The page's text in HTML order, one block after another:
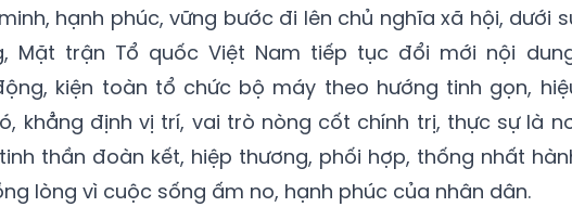
hạnh phúc, vững bước đi lên chủ nghĩa xã hội, dưới
Mặt trận Tổ quốc Việt Nam tiếp tục đổi mới nội
kiện toàn tổ chức bộ máy theo hướng tinh gọn,
khẳng định vị trí, vai trò nòng cốt chính trị, thực sự là
thần đoàn kết, hiệp thương, phối hợp, thống nhất
lòng vì cuộc sống ấm no, hạnh phúc của nhân dân.